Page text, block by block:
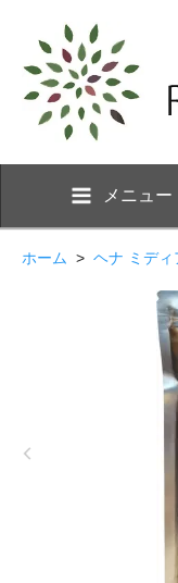
メニュー
ホーム > ヘナ ミディ